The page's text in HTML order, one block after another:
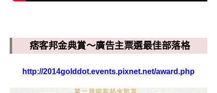
痞客邦金典賞～廣告主票選最佳部落格
http://2014golddot.events.pixnet.net/award.php